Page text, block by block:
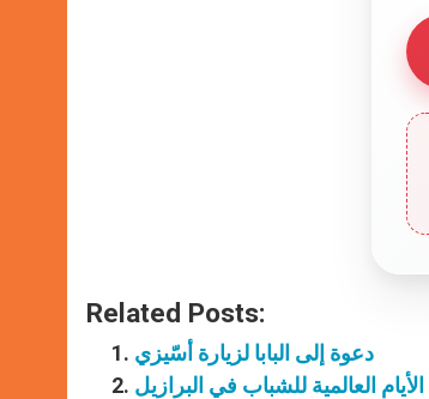
Related Posts:
دعوة إلى البابا لزيارة أسّيزي
العالمية للشباب في البرازيل